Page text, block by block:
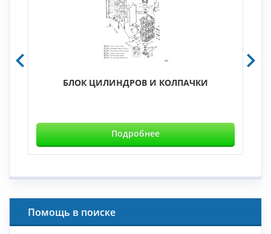
БЛОК ЦИЛИНДРОВ И КОЛПАЧКИ
Подробнее
Помощь в поиске